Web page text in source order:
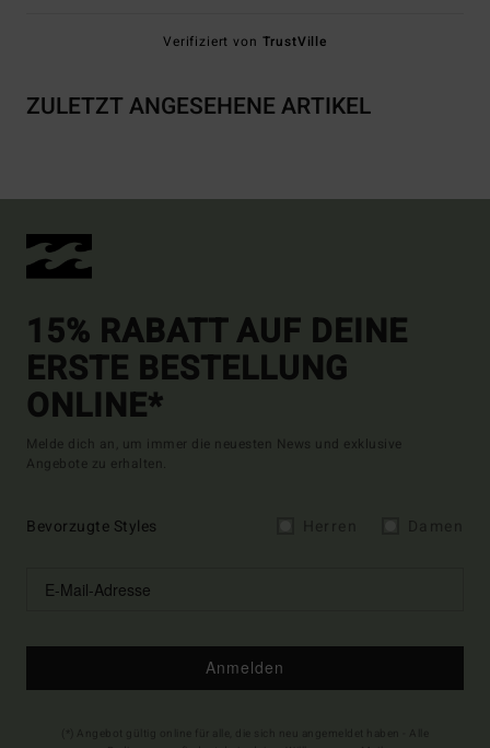
Verifiziert von TrustVille
ZULETZT ANGESEHENE ARTIKEL
15% RABATT AUF DEINE
ERSTE BESTELLUNG
ONLINE*
Melde dich an, um immer die neuesten News und exklusive
Angebote zu erhalten.
Bevorzugte Styles
Anmelden